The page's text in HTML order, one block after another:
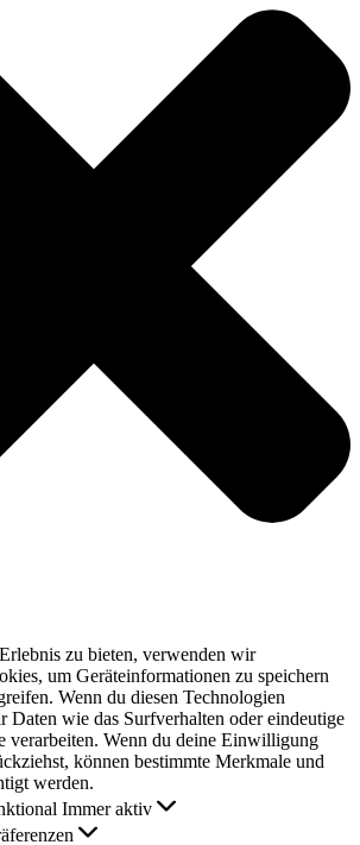
zu bieten, verwenden wir
um Geräteinformationen zu speichern
Wenn du diesen Technologien
Daten wie das Surfverhalten oder eindeutige
verarbeiten. Wenn du deine Einwilligung
können bestimmte Merkmale und
werden.
Immer aktiv